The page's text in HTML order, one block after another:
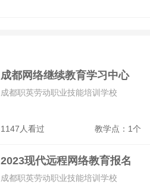
成都网络继续教育学习中心
1147人看过 教学点：1个
成都职英劳动职业技能培训学校
2023现代远程网络教育报名
入口
成都职英劳动职业技能培训学校